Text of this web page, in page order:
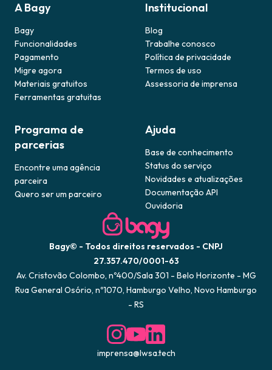
A Bagy
Bagy
Funcionalidades
Pagamento
Migre agora
Materiais gratuitos
Ferramentas gratuitas
Institucional
Blog
Trabalhe conosco
Política de privacidade
Termos de uso
Assessoria de imprensa
Programa de
parcerias
Encontre uma agência
parceira
Quero ser um parceiro
Ajuda
Base de conhecimento
Status do serviço
Novidades e atualizações
Documentação API
Ouvidoria
Bagy© - Todos direitos reservados - CNPJ
27.357.470/0001-63
Av. Cristovão Colombo, nº400/Sala 301 - Belo Horizonte - MG
Rua General Osório, nº1070, Hamburgo Velho, Novo Hamburgo
- RS
imprensa@lwsa.tech